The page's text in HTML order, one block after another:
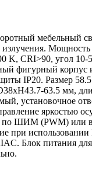
мебельный
Мощность
K, CRI>90, угол 10-
фигурный корпус
IP20. Размер
63.5 мм,
установочное
яркостью
ШИМ (PWM) или
при
Блок питания